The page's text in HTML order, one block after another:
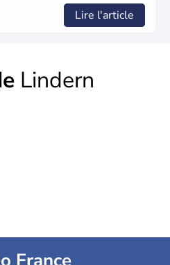
Lire l'article
Lindern